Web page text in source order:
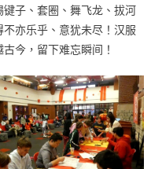
子、套圈、舞飞龙、拔河
亦乐乎、意犹未尽！汉服
今，留下难忘瞬间！